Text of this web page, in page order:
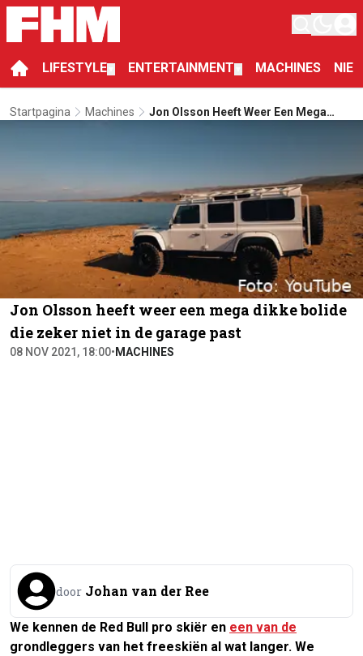
LIFESTYLE ENTERTAINMENT MACHINES
Startpagina Machines
Jon Olsson Heeft Weer Een Mega
Jon Olsson heeft weer een mega dikke bolide
die zeker niet in de garage past
08 NOV 2021, 18:00• MACHINES
door Johan van der Ree
We kennen de Red Bull pro skiër en een van de
grondleggers van het freeskiën al wat langer. We